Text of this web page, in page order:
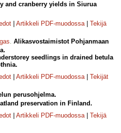
and cranberry yields in Siurua
Artikkeli PDF-muodossa| Tekijä
. Alikasvostaimistot Pohjanmaan
seedlings in drained betula
Artikkeli PDF-muodossa| Tekijät
perusohjelma.
preservation in Finland.
Artikkeli PDF-muodossa| Tekijä